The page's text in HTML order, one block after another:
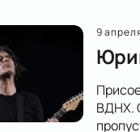
9
ВДНХ.